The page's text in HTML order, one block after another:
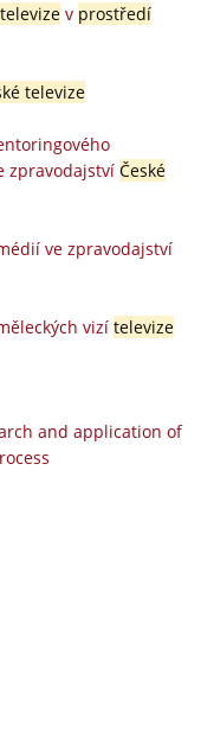
v prostředí
televize
zpravodajství České
ve zpravodajství
vizí televize
and application of